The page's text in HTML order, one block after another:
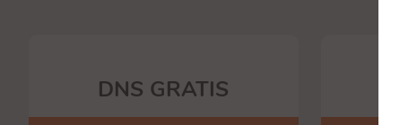
DNS GRATIS